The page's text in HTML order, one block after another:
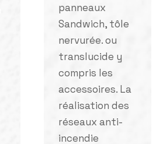
panneaux
Sandwich, tôle
nervurée. ou
translucide y
compris les
accessoires. La
réalisation des
réseaux anti-
incendie